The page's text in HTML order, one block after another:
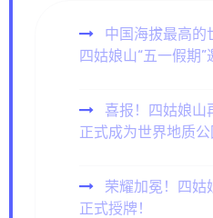
中国海拔最高
四姑娘山“五一假期
喜报！四姑娘山
正式成为世界地质公
荣耀加冕！四姑
正式授牌！